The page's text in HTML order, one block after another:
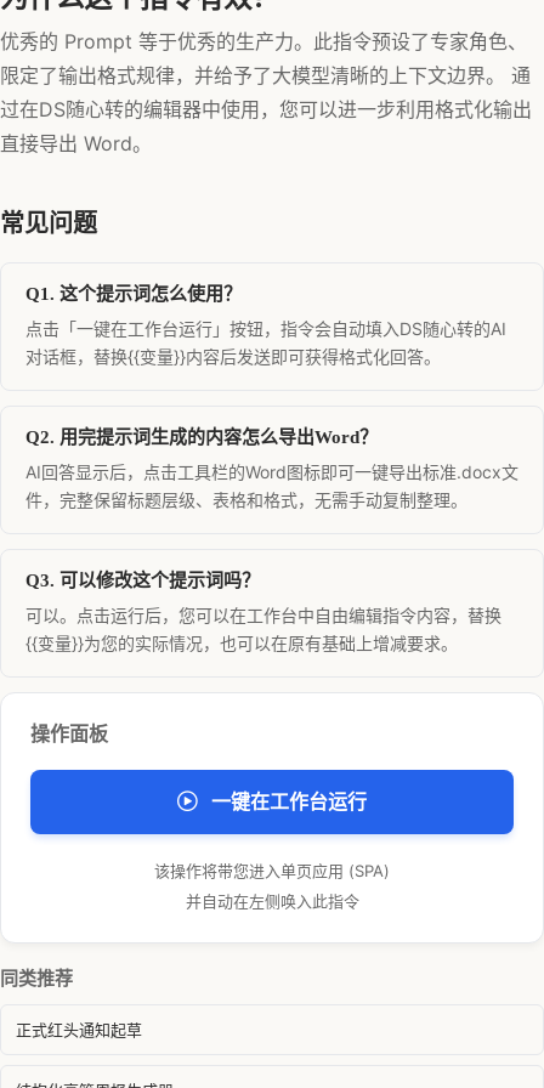
优秀的 Prompt 等于优秀的生产力。此指令预设了专家角色、
限定了输出格式规律，并给予了大模型清晰的上下文边界。 通
过在DS随心转的编辑器中使用，您可以进一步利用格式化输出
直接导出 Word。
常见问题
Q1. 这个提示词怎么使用？
点击「一键在工作台运行」按钮，指令会自动填入DS随心转的AI
对话框，替换{{变量}}内容后发送即可获得格式化回答。
Q2. 用完提示词生成的内容怎么导出Word？
AI回答显示后，点击工具栏的Word图标即可一键导出标准.docx文
件，完整保留标题层级、表格和格式，无需手动复制整理。
Q3. 可以修改这个提示词吗？
可以。点击运行后，您可以在工作台中自由编辑指令内容，替换
{{变量}}为您的实际情况，也可以在原有基础上增减要求。
操作面板
一键在工作台运行
该操作将带您进入单页应用 (SPA)
并自动在左侧唤入此指令
同类推荐
正式红头通知起草